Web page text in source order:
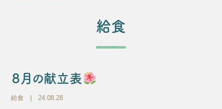
給食
８月の献立表
給食 | 24.08.28